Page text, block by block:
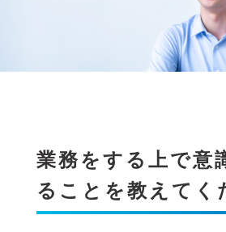
業務をする上で意
ることを教えてく